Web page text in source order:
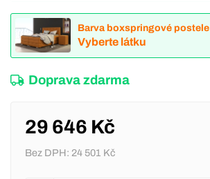
Barva boxspringové postele
Vyberte látku
Doprava zdarma
29 646 Kč
Bez DPH: 24 501 Kč